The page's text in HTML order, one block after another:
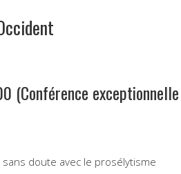
(Conférence exceptionnelle
doute avec le prosélytisme